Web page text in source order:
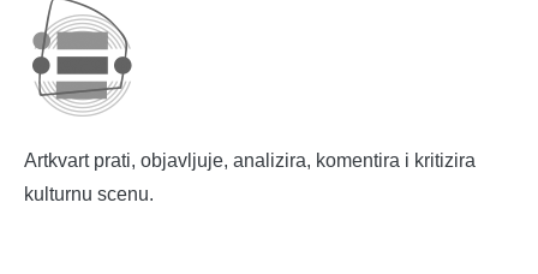
Artkvart prati, objavljuje, analizira, komentira i kritizira
kulturnu scenu.